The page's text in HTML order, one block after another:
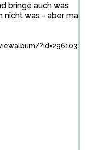
bringe auch was
nicht was - aber mal
?id=2961032